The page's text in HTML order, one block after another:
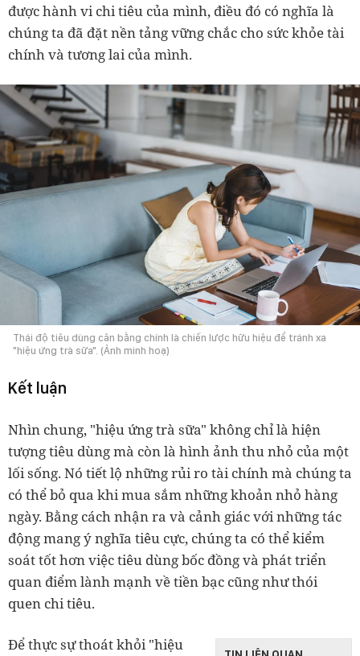
được hành vi chi tiêu của mình, điều đó có nghĩa là
chúng ta đã đặt nền tảng vững chắc cho sức khỏe tài
chính và tương lai của mình.
Thái độ tiêu dùng cân bằng chính là chiến lược hữu hiệu để tránh xa
"hiệu ứng trà sữa". (Ảnh minh hoạ)
Kết luận
Nhìn chung, "hiệu ứng trà sữa" không chỉ là hiện
tượng tiêu dùng mà còn là hình ảnh thu nhỏ của một
lối sống. Nó tiết lộ những rủi ro tài chính mà chúng ta
có thể bỏ qua khi mua sắm những khoản nhỏ hàng
ngày. Bằng cách nhận ra và cảnh giác với những tác
động mang ý nghĩa tiêu cực, chúng ta có thể kiểm
soát tốt hơn việc tiêu dùng bốc đồng và phát triển
quan điểm lành mạnh về tiền bạc cũng như thói
quen chi tiêu.
Để thực sự thoát khỏi "hiệu